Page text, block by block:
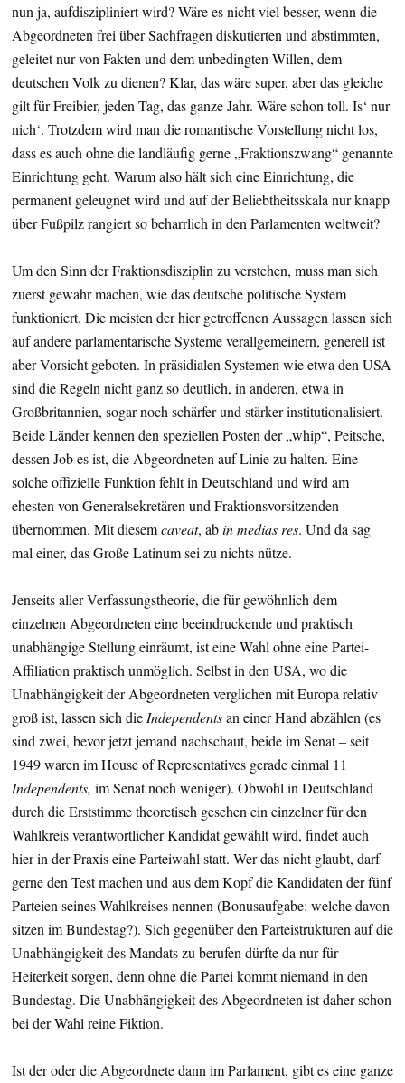
nun ja, aufdiszipliniert wird? Wäre es nicht viel besser, wenn die
Abgeordneten frei über Sachfragen diskutierten und abstimmten,
geleitet nur von Fakten und dem unbedingten Willen, dem
deutschen Volk zu dienen? Klar, das wäre super, aber das gleiche
gilt für Freibier, jeden Tag, das ganze Jahr. Wäre schon toll. Is‘ nur
nich‘. Trotzdem wird man die romantische Vorstellung nicht los,
dass es auch ohne die landläufig gerne „Fraktionszwang“ genannte
Einrichtung geht. Warum also hält sich eine Einrichtung, die
permanent geleugnet wird und auf der Beliebtheitsskala nur knapp
über Fußpilz rangiert so beharrlich in den Parlamenten weltweit?
Um den Sinn der Fraktionsdisziplin zu verstehen, muss man sich
zuerst gewahr machen, wie das deutsche politische System
funktioniert. Die meisten der hier getroffenen Aussagen lassen sich
auf andere parlamentarische Systeme verallgemeinern, generell ist
aber Vorsicht geboten. In präsidialen Systemen wie etwa den USA
sind die Regeln nicht ganz so deutlich, in anderen, etwa in
Großbritannien, sogar noch schärfer und stärker institutionalisiert.
Beide Länder kennen den speziellen Posten der „whip“, Peitsche,
dessen Job es ist, die Abgeordneten auf Linie zu halten. Eine
solche offizielle Funktion fehlt in Deutschland und wird am
ehesten von Generalsekretären und Fraktionsvorsitzenden
übernommen. Mit diesemcaveat, abin medias res. Und da sag
mal einer, das Große Latinum sei zu nichts nütze.
Jenseits aller Verfassungstheorie, die für gewöhnlich dem
einzelnen Abgeordneten eine beeindruckende und praktisch
unabhängige Stellung einräumt, ist eine Wahl ohne eine Partei-
Affiliation praktisch unmöglich. Selbst in den USA, wo die
Unabhängigkeit der Abgeordneten verglichen mit Europa relativ
groß ist, lassen sich dieIndependentsan einer Hand abzählen (es
sind zwei, bevor jetzt jemand nachschaut, beide im Senat – seit
1949 waren im House of Representatives gerade einmal 11
Independents, im Senat noch weniger). Obwohl in Deutschland
durch die Erststimme theoretisch gesehen ein einzelner für den
Wahlkreis verantwortlicher Kandidat gewählt wird, findet auch
hier in der Praxis eine Parteiwahl statt. Wer das nicht glaubt, darf
gerne den Test machen und aus dem Kopf die Kandidaten der fünf
Parteien seines Wahlkreises nennen (Bonusaufgabe: welche davon
sitzen im Bundestag?). Sich gegenüber den Parteistrukturen auf die
Unabhängigkeit des Mandats zu berufen dürfte da nur für
Heiterkeit sorgen, denn ohne die Partei kommt niemand in den
Bundestag. Die Unabhängigkeit des Abgeordneten ist daher schon
bei der Wahl reine Fiktion.
Ist der oder die Abgeordnete dann im Parlament, gibt es eine ganze